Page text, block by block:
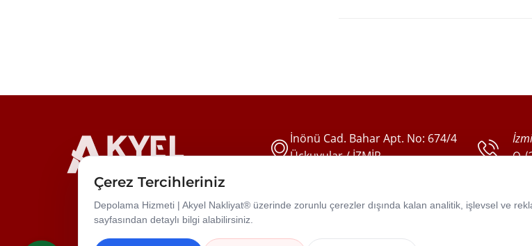
İnönü Cad. Bahar Apt. No: 674/4
Üçkuyular / İZMİR
0
0
Çerez Tercihleriniz
Depolama Hizmeti | Akyel Nakliyat® üzerinde zorunlu çerezler dışında kalan analitik, işlevsel ve
sayfasından detaylı bilgi alabilirsiniz.